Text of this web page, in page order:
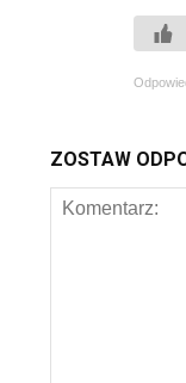
ZOSTAW